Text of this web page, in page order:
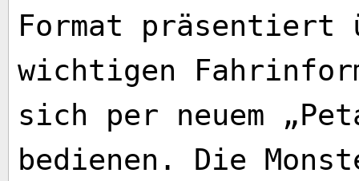
Format
wichtigen
sich per neuem
bedienen. Die